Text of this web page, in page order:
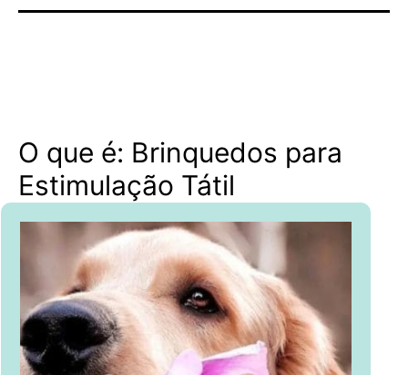
O que é: Brinquedos para
Estimulação Tátil